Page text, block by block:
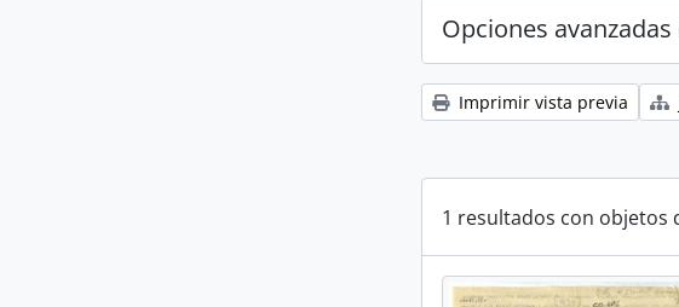
Opciones
Imprimir vista previa
1 resultados con objetos